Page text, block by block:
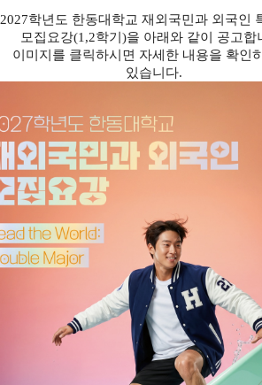
2027학년도 한동대학교 재외국민과 외국인
모집요강(1,2학기)을 아래와 같이 공고합
이미지를 클릭하시면 자세한 내용을 확인
있습니다.